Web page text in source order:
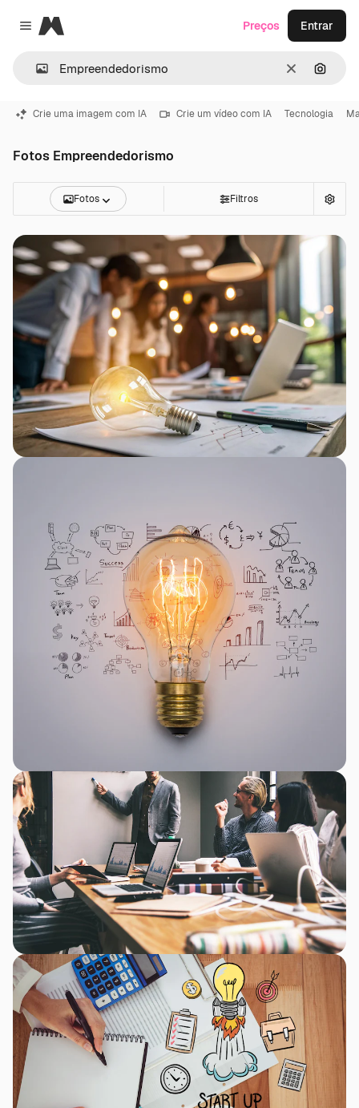
Close menu
Magnific
Limpar
Preços Entrar
Crie uma imagem com IA Crie um vídeo com IA Tecnologia
Fotos Empreendedorismo
Fotos Filtros